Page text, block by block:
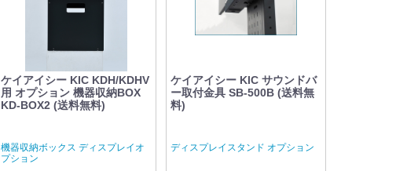
ケイアイシー KIC KDH/KDHV
用 オプション 機器収納BOX
KD-BOX2 (送料無料)
機器収納ボックス ディスプレイオ
プション
ケイアイシー KIC サウンドバ
ー取付金具 SB-500B (送料無
料)
ディスプレイスタンド オプション